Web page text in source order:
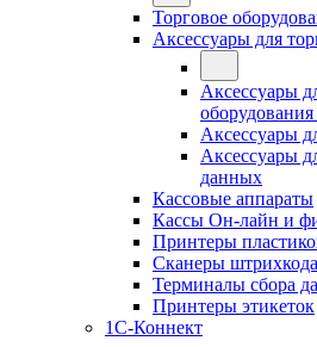
Торговое
Аксессуары для
Аксессуары
оборудования
Аксессуары
Аксессуары
данных
Кассовые аппараты
Кассы Он-лайн и
Принтеры
Сканеры штрихкода
Терминалы сбора
Принтеры этикеток
1С-Коннект